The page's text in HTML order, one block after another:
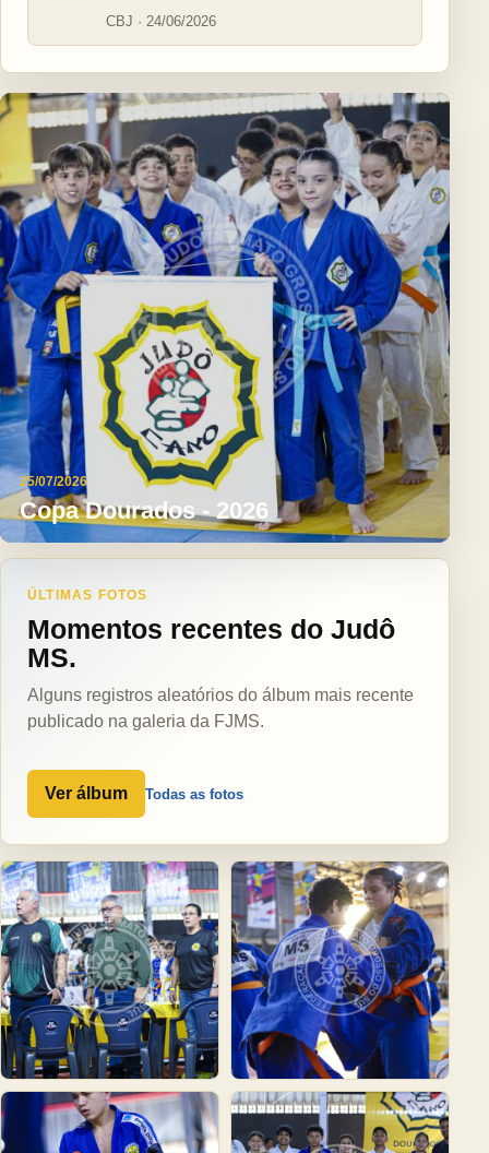
CBJ · 24/06/2026
25/07/2026
Copa Dourados - 2026
ÚLTIMAS FOTOS
Momentos recentes do Judô
MS.
Alguns registros aleatórios do álbum mais recente
publicado na galeria da FJMS.
Ver álbum Todas as fotos